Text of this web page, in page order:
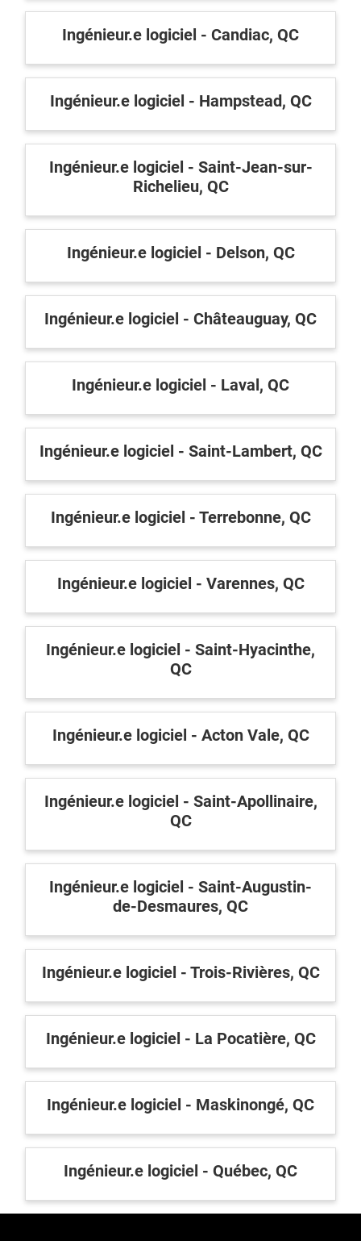
Ingénieur.e logiciel - Candiac, QC
Ingénieur.e logiciel - Hampstead, QC
Ingénieur.e logiciel - Saint-Jean-sur-
Richelieu, QC
Ingénieur.e logiciel - Delson, QC
Ingénieur.e logiciel - Châteauguay, QC
Ingénieur.e logiciel - Laval, QC
Ingénieur.e logiciel - Saint-Lambert, QC
Ingénieur.e logiciel - Terrebonne, QC
Ingénieur.e logiciel - Varennes, QC
Ingénieur.e logiciel - Saint-Hyacinthe,
QC
Ingénieur.e logiciel - Acton Vale, QC
Ingénieur.e logiciel - Saint-Apollinaire,
QC
Ingénieur.e logiciel - Saint-Augustin-
de-Desmaures, QC
Ingénieur.e logiciel - Trois-Rivières, QC
Ingénieur.e logiciel - La Pocatière, QC
Ingénieur.e logiciel - Maskinongé, QC
Ingénieur.e logiciel - Québec, QC